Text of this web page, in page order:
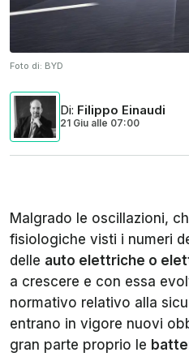
Foto di: BYD
Di: Filippo Einaudi
21 Giu alle 07:00
Malgrado le oscillazioni,
fisiologiche visti i numeri
delle auto elettriche o
a crescere e con essa
normativo relativo alla
entrano in vigore nuovi
gran parte proprio le